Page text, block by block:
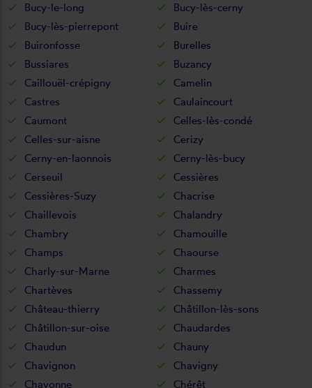
Bucy-le-long
Bucy-lès-cerny
Bucy-lès-pierrepont
Buire
Buironfosse
Burelles
Bussiares
Buzancy
Caillouël-crépigny
Camelin
Castres
Caulaincourt
Caumont
Celles-lès-condé
Celles-sur-aisne
Cerizy
Cerny-en-laonnois
Cerny-lès-bucy
Cerseuil
Cessières
Cessières-Suzy
Chacrise
Chaillevois
Chalandry
Chambry
Chamouille
Champs
Chaourse
Charly-sur-Marne
Charmes
Chartèves
Chassemy
Château-thierry
Châtillon-lès-sons
Châtillon-sur-oise
Chaudardes
Chaudun
Chauny
Chavignon
Chavigny
Chavonne
Chérêt